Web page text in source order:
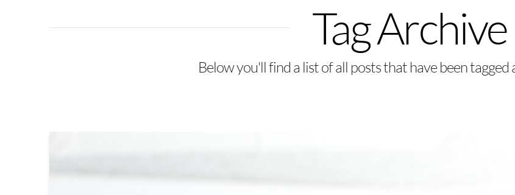
Tag Archive
Below you'll find a list of all posts that have been tagged